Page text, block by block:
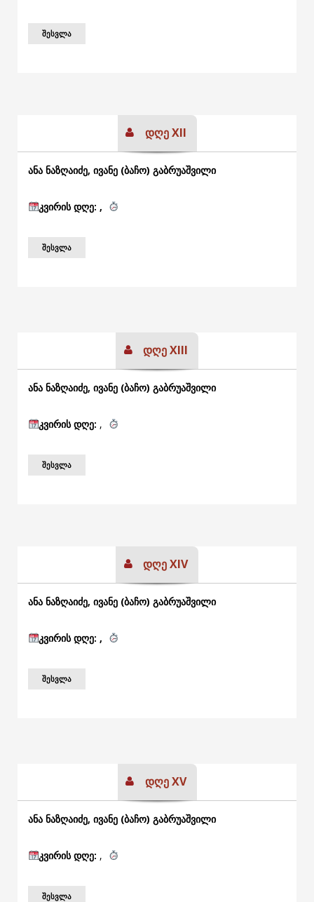
ᲨᲔᲡᲕᲚᲐ
დღე XII
ანა ნაზღაიძე, ივანე (ბაჩო) გაბრუაშვილი
კვირის დღე: ,
ᲨᲔᲡᲕᲚᲐ
დღე XIII
ანა ნაზღაიძე, ივანე (ბაჩო) გაბრუაშვილი
კვირის დღე: ,
ᲨᲔᲡᲕᲚᲐ
დღე XIV
ანა ნაზღაიძე, ივანე (ბაჩო) გაბრუაშვილი
კვირის დღე: ,
ᲨᲔᲡᲕᲚᲐ
დღე XV
ანა ნაზღაიძე, ივანე (ბაჩო) გაბრუაშვილი
კვირის დღე: ,
ᲨᲔᲡᲕᲚᲐ